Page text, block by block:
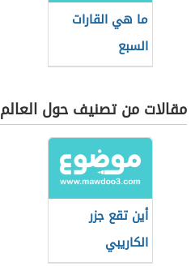
ما هي القارات
السبع
مقالات من تصنيف حول العالم
أين تقع جزر
الكاريبي